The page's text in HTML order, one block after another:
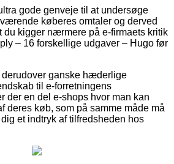
gode genveje til at undersøge
køberes omtaler og derved
du kigger nærmere på e-firmaets kritik
– 16 forskellige udgaver – Hugo før
derudover ganske hæderlige
til e-forretningens
der en del e-shops hvor man kan
deres køb, som på samme måde må
et indtryk af tilfredsheden hos